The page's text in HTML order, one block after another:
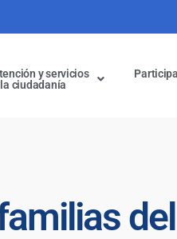
y servicios
ciudadanía
Participa